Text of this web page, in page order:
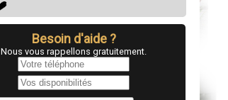
Besoin d'aide ?
Nous vous rappellons gratuitement.